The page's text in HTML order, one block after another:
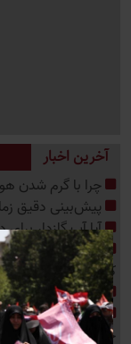
آخرین اخبار
چرا با گرم شدن
پیش‌بینی دقیق
آیا آب گازدار
رقابت جدید متا،
کدنویس
پاسخ به نگرانی
ترکیه، عربستان و
خاورمیانه